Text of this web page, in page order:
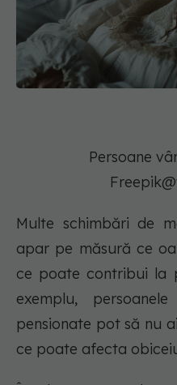
Persoane
Multe schimbări de
apar pe măsură ce
ce poate contribui la
exemplu,
pensionate pot să nu
ce poate afecta